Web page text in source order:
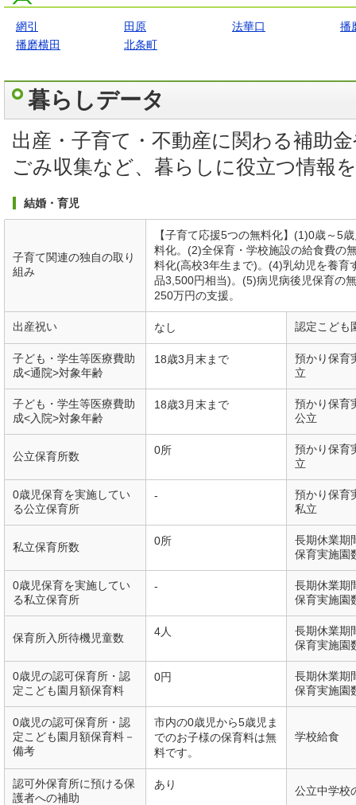
網引 田原 法華口
播
播磨横田
北条町
暮らしデータ
出産・子育て・不動産に関わる補助
ごみ収集など、暮らしに役立つ情報
結婚・育児
子育て関連の独自の取り
組み
【子育て応援5つの無料化】(1)0歳～5
料化。(2)全保育・学校施設の給食費の
料化(高校3年生まで)。(4)乳幼児を養育
品3,500円相当)。(5)病児病後児保育の
250万円の支援。
出産祝い なし 認定こども
子ども・学生等医療費助
成<通院>対象年齢
18歳3月末まで
預かり保育
立
子ども・学生等医療費助
成<入院>対象年齢
18歳3月末まで
預かり保育
公立
公立保育所数 0所
預かり保育
立
0歳児保育を実施してい
る公立保育所
-
預かり保育
私立
私立保育所数 0所
長期休業期
保育実施園
0歳児保育を実施してい
る私立保育所
-
長期休業期
保育実施園
保育所入所待機児童数 4人
長期休業期
保育実施園
0歳児の認可保育所・認
定こども園月額保育料
0円
長期休業期
保育実施園
0歳児の認可保育所・認
定こども園月額保育料－
備考
市内の0歳児から5歳児ま
でのお子様の保育料は無
料です。
学校給食
認可外保育所に預ける保
護者への補助
あり 公立中学校